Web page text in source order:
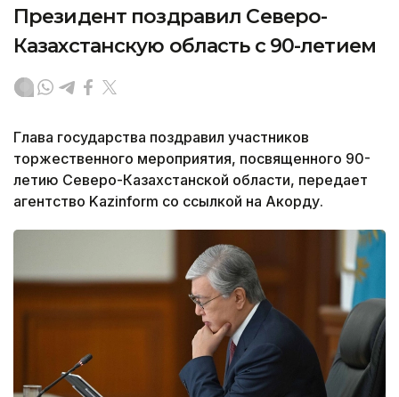
Президент поздравил Северо-
Казахстанскую область с 90-летием
Глава государства поздравил участников
торжественного мероприятия, посвященного 90-
летию Северо-Казахстанской области, передает
агентство Kazinform со ссылкой на Акорду.